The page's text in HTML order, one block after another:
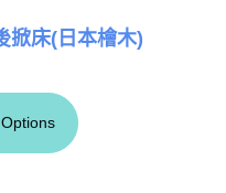
掀床(日本檜木)